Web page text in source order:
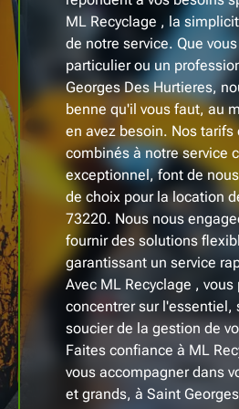
ML Recyclage , la
de notre service. Que
particulier ou un
Georges Des Hurtieres,
benne qu'il vous faut, au
en avez besoin. Nos
combinés à notre service
exceptionnel, font de
de choix pour la location
73220. Nous nous
fournir des solutions
garantissant un service
Avec ML Recyclage , vous
concentrer sur l'essentiel,
soucier de la gestion de
Faites confiance à ML
vous accompagner dans
et grands, à Saint